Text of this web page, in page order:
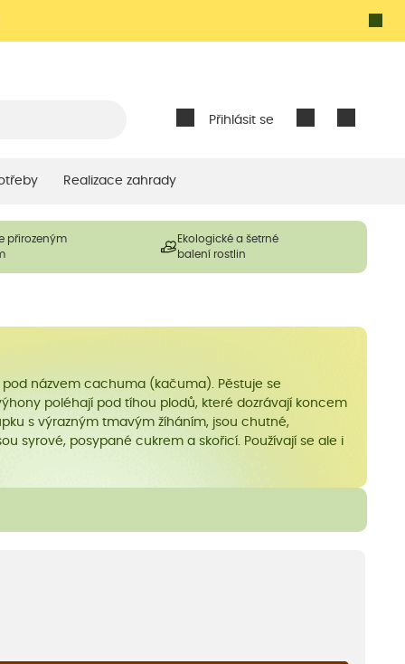
Přihlásit se
Realizace zahrady
přirozeným
Ekologické a šetrné
balení rostlin
pod názvem cachuma (kačuma). Pěstuje se
poléhají pod tíhou plodů, které dozrávají koncem
s výrazným tmavým žíháním, jsou chutné,
syrové, posypané cukrem a skořicí. Používají se ale i